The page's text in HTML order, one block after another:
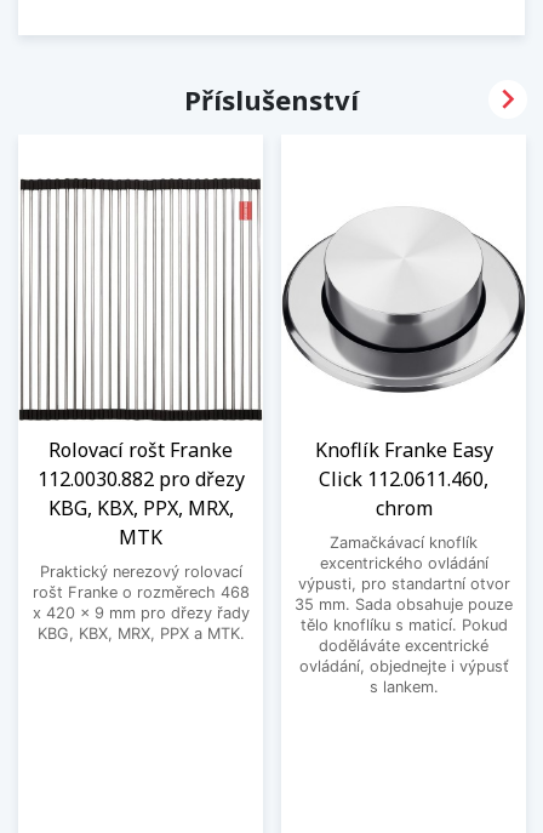
Příslušenství
Rolovací rošt Franke
112.0030.882 pro dřezy
KBG, KBX, PPX, MRX,
MTK
Praktický nerezový rolovací
rošt Franke o rozměrech 468
x 420 x 9 mm pro dřezy řady
KBG, KBX, MRX, PPX a MTK.
Knoflík Franke Easy
Click 112.0611.460,
chrom
Zamačkávací knoflík
excentrického ovládání
výpusti, pro standartní otvor
35 mm. Sada obsahuje pouze
tělo knoflíku s maticí. Pokud
doděláváte excentrické
ovládání, objednejte i výpusť
s lankem.
